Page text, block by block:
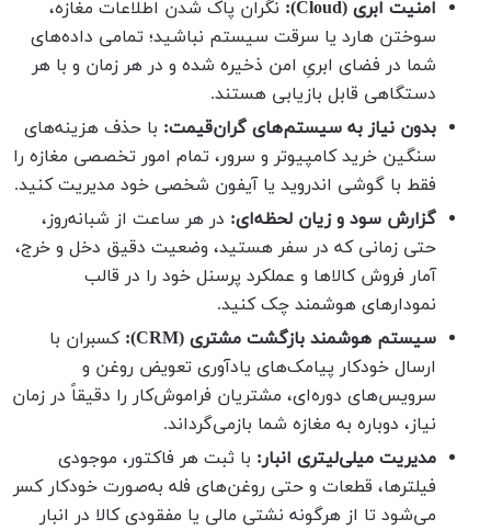
امنیت ابری (Cloud):
نگران پاک شدن اطلاعات مغازه،
سوختن هارد یا سرقت سیستم نباشید؛ تمامی داده‌های
شما در فضای ابریِ امن ذخیره شده و در هر زمان و با هر
دستگاهی قابل بازیابی هستند.
بدون نیاز به سیستم‌های گران‌قیمت: با حذف هزینه‌های
سنگین خرید کامپیوتر و سرور، تمام امور تخصصی مغازه را
فقط با گوشی اندروید یا آیفون شخصی خود مدیریت کنید.
گزارش سود و زیان لحظه‌ای: در هر ساعت از شبانه‌روز،
حتی زمانی که در سفر هستید، وضعیت دقیق دخل و خرج،
آمار فروش کالاها و عملکرد پرسنل خود را در قالب
نمودارهای هوشمند چک کنید.
سیستم هوشمند بازگشت مشتری (CRM):
کسبران با
ارسال خودکار پیامک‌های یادآوری تعویض روغن و
سرویس‌های دوره‌ای، مشتریان فراموش‌کار را دقیقاً در زمان
نیاز، دوباره به مغازه شما بازمی‌گرداند.
مدیریت میلی‌لیتری انبار: با ثبت هر فاکتور، موجودی
فیلترها، قطعات و حتی روغن‌های فله به‌صورت خودکار کسر
می‌شود تا از هرگونه نشتی مالی یا مفقودی کالا در انبار